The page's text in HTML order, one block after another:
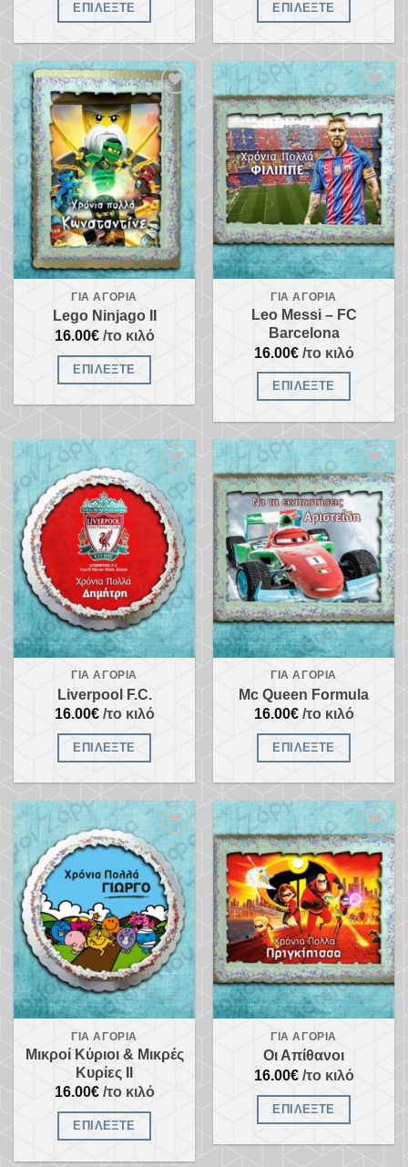
ΕΠΙΛΈΞΤΕ ΕΠΙΛΈΞΤΕ
Προσθήκη
στα
αγαπημένα
ΓΙΑ ΑΓΌΡΙΑ
Lego Ninjago II
16.00€/το κιλό
ΕΠΙΛΈΞΤΕ
Προσθήκη
στα
αγαπημένα
ΓΙΑ ΑΓΌΡΙΑ
Leo Messi – FC
Barcelona
16.00€/το κιλό
ΕΠΙΛΈΞΤΕ
Προσθήκη
στα
αγαπημένα
ΓΙΑ ΑΓΌΡΙΑ
Liverpool F.C.
16.00€/το κιλό
ΕΠΙΛΈΞΤΕ
Προσθήκη
στα
αγαπημένα
ΓΙΑ ΑΓΌΡΙΑ
Mc Queen Formula
16.00€/το κιλό
ΕΠΙΛΈΞΤΕ
Προσθήκη
στα
αγαπημένα
ΓΙΑ ΑΓΌΡΙΑ
Μικροί Κύριοι & Μικρές
Κυρίες II
16.00€/το κιλό
ΕΠΙΛΈΞΤΕ
Προσθήκη
στα
αγαπημένα
ΓΙΑ ΑΓΌΡΙΑ
Οι Απίθανοι
16.00€/το κιλό
ΕΠΙΛΈΞΤΕ